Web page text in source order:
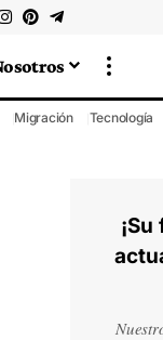
Migración Tecnología